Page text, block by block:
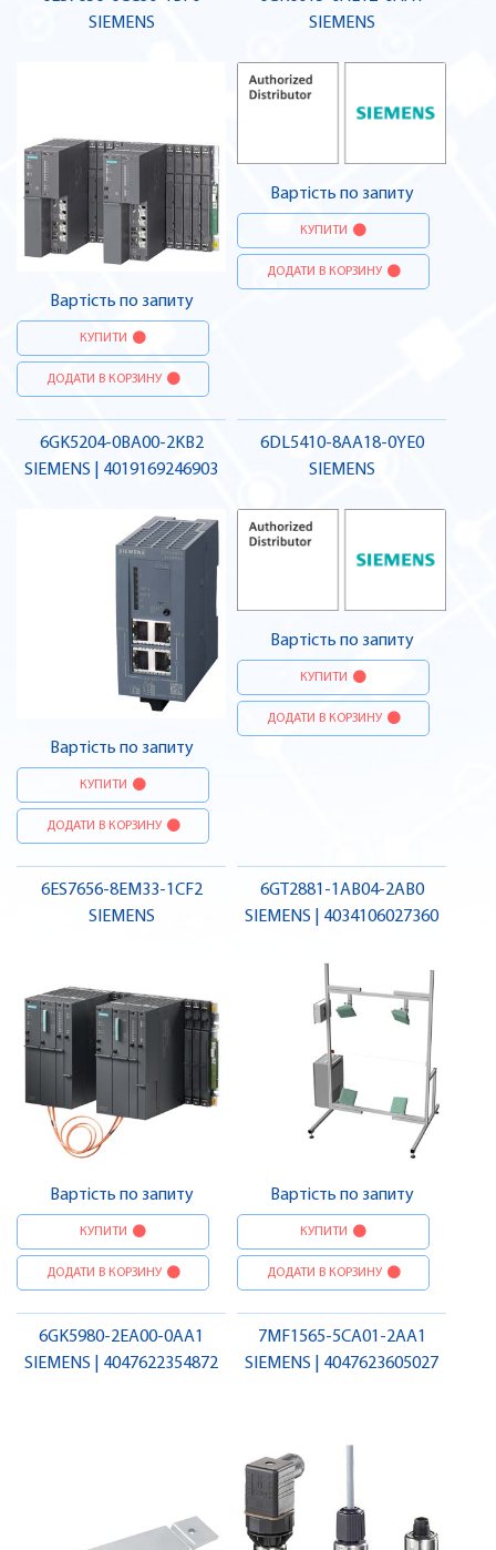
SIEMENS
Вартість по запиту
КУПИТИ
ДОДАТИ В КОРЗИНУ
SIEMENS
Вартість по запиту
КУПИТИ
ДОДАТИ В КОРЗИНУ
6GK5204-0BA00-2KB2
SIEMENS | 4019169246903
Вартість по запиту
КУПИТИ
ДОДАТИ В КОРЗИНУ
6DL5410-8AA18-0YE0
SIEMENS
Вартість по запиту
КУПИТИ
ДОДАТИ В КОРЗИНУ
6ES7656-8EM33-1CF2
SIEMENS
Вартість по запиту
КУПИТИ
ДОДАТИ В КОРЗИНУ
6GT2881-1AB04-2AB0
SIEMENS | 4034106027360
Вартість по запиту
КУПИТИ
ДОДАТИ В КОРЗИНУ
6GK5980-2EA00-0AA1
SIEMENS | 4047622354872
7MF1565-5CA01-2AA1
SIEMENS | 4047623605027